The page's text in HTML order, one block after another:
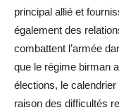
principal allié et
également des
combattent l’armée
que le régime birman
élections, le
raison des difficultés